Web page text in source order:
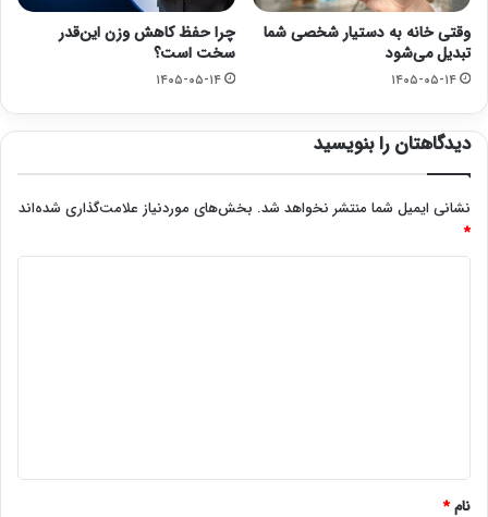
وقتی خانه به دستیار شخصی شما
تبدیل می‌شود
۱۴۰۵-۰۵-۱۴
چرا حفظ کاهش وزن این‌قدر
سخت است؟
۱۴۰۵-۰۵-۱۴
دیدگاهتان را بنویسید
نشانی ایمیل شما منتشر نخواهد شد. بخش‌های موردنیاز علامت‌گذاری شده‌اند
*
نام*